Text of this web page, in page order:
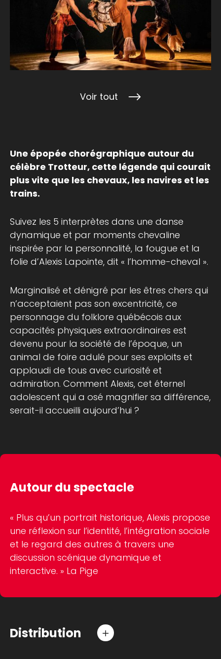
Voir tout
Une épopée chorégraphique autour du
célèbre Trotteur, cette légende qui courait
plus vite que les chevaux, les navires et les
trains.
Suivez les 5 interprètes dans une danse
dynamique et par moments chevaline
inspirée par la personnalité, la fougue et la
folie d’Alexis Lapointe, dit « l’homme-cheval ».
Marginalisé et dénigré par les êtres chers qui
n’acceptaient pas son excentricité, ce
personnage du folklore québécois aux
capacités physiques extraordinaires est
devenu pour la société de l’époque, un
animal de foire adulé pour ses exploits et
applaudi de tous avec curiosité et
admiration. Comment Alexis, cet éternel
adolescent qui a osé magnifier sa différence,
serait-il accueilli aujourd’hui ?
Autour du spectacle
« Plus qu’un portrait historique, Alexis propose
une réflexion sur l’identité, l’intégration sociale
et le regard des autres à travers une
discussion scénique dynamique et
interactive. » La Pige
Distribution